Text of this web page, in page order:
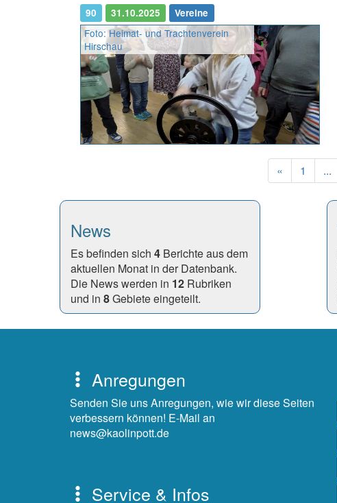
90 31.10.2025 Vereine
Foto: Heimat- und Trachtenverein
Hirschau
« Previous
1 ...
News
Es befinden sich 4 Berichte aus dem
aktuellen Monat in der Datenbank.
Die News werden in 12 Rubriken
und in 8Gebiete eingeteilt.
Anregungen
Senden Sie uns Anregungen, wie wir diese Seiten
verbessern können! E-Mail an
news@kaolinpott.de
Service & Infos